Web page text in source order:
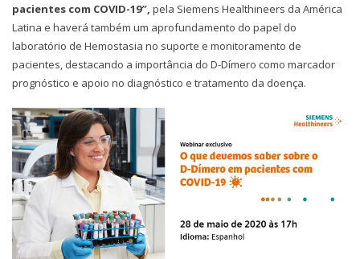
pacientes com COVID-19″, pela Siemens Healthineers da América
Latina e haverá também um aprofundamento do papel do
laboratório de Hemostasia no suporte e monitoramento de
pacientes, destacando a importância do D-Dímero como marcador
prognóstico e apoio no diagnóstico e tratamento da doença.